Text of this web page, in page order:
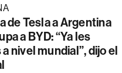
de Tesla a Argentina
a BYD: “Ya les
nivel mundial”, dijo el